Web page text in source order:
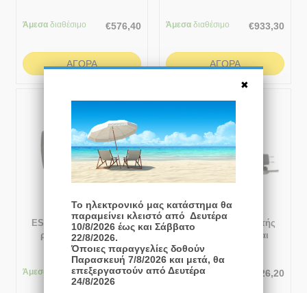
Άμεσα διαθέσιμο €576,40
ΑΓΟΡΆ
Άμεσα διαθέσιμο €933,30
ΑΓΟΡΆ
ESBE CRA121 Ελεγκτές
ρύθμισης σταθερής
θερμοκρασίας νερού
προσαγωγής 5 - 95 °C
Άμεσα διαθέσιμο €525,00
ESBE CUA111 Ελεγκτής
θερμικής άνεσης και
σταθερής θερμοκρασίας
νερού προσαγωγής 5 - 95
Άμεσαδιαθέσιμο 426,20
Το ηλεκτρονικό μας κατάστημα θα
παραμείνει κλειστό από Δευτέρα
10/8/2026 έως και Σάββατο
22/8/2026.
Όποιες παραγγελίες δοθούν
Παρασκευή 7/8/2026 και μετά, θα
επεξεργαστούν από Δευτέρα
24/8/2026